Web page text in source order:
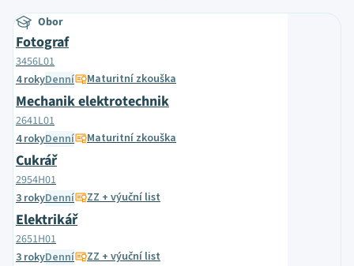
Obor
Fotograf
3456L01
4 rokyDenní Maturitní zkouška
Mechanik elektrotechnik
2641L01
4 rokyDenní Maturitní zkouška
Cukrář
2954H01
3 rokyDenní ZZ + výuční list
Elektrikář
2651H01
3 rokyDenní ZZ + výuční list